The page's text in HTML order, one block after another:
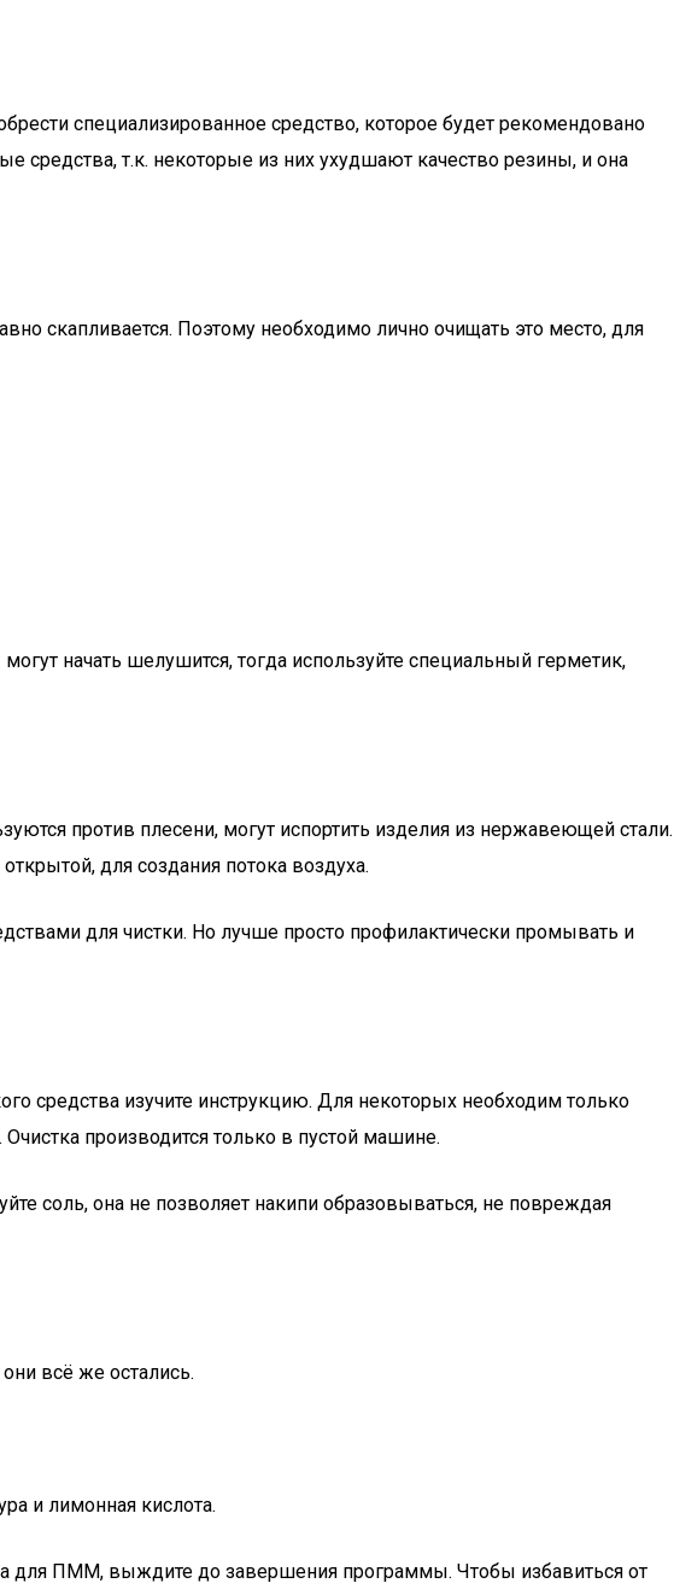
специализированное средство, которое будет рекомендовано
средства, т.к. некоторые из них ухудшают качество резины, и она
скапливается. Поэтому необходимо лично очищать это место, для
начать шелушится, тогда используйте специальный герметик,
против плесени, могут испортить изделия из нержавеющей стали.
для создания потока воздуха.
для чистки. Но лучше просто профилактически промывать и
средства изучите инструкцию. Для некоторых необходим только
производится только в пустой машине.
соль, она не позволяет накипи образовываться, не повреждая
всё же остались.
и лимонная кислота.
для ПММ, выждите до завершения программы. Чтобы избавиться от